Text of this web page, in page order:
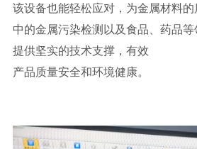
该设备也能轻松应对，为金属材料
中的金属污染检测以及食品、药品
提供坚实的技术支撑，有效
产品质量安全和环境健康。